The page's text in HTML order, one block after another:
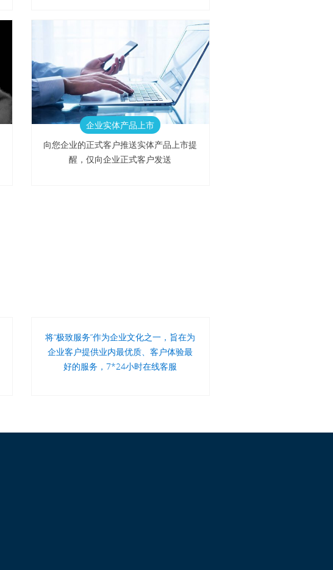
企业实体产品上市
向您企业的正式客户推送实体产品上市提
醒，仅向企业正式客户发送
将“极致服务”作为企业文化之一，旨在为
企业客户提供业内最优质、客户体验最
好的服务，7*24小时在线客服